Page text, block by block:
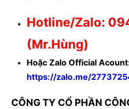
Hotline/Zalo:
(Mr.Hùng)
Hoặc Zalo Official
https://zalo.me/
CÔNG TY CỔ PHẦN